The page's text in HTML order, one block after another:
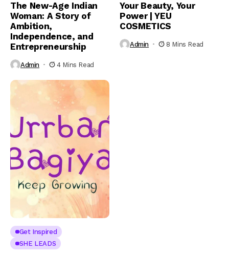
The New-Age Indian
Woman: A Story of
Ambition,
Independence, and
Entrepreneurship
Admin 4 Mins Read
Your Beauty, Your
Power | YEU
COSMETICS
Admin 8 Mins Read
Get Inspired
SHE LEADS